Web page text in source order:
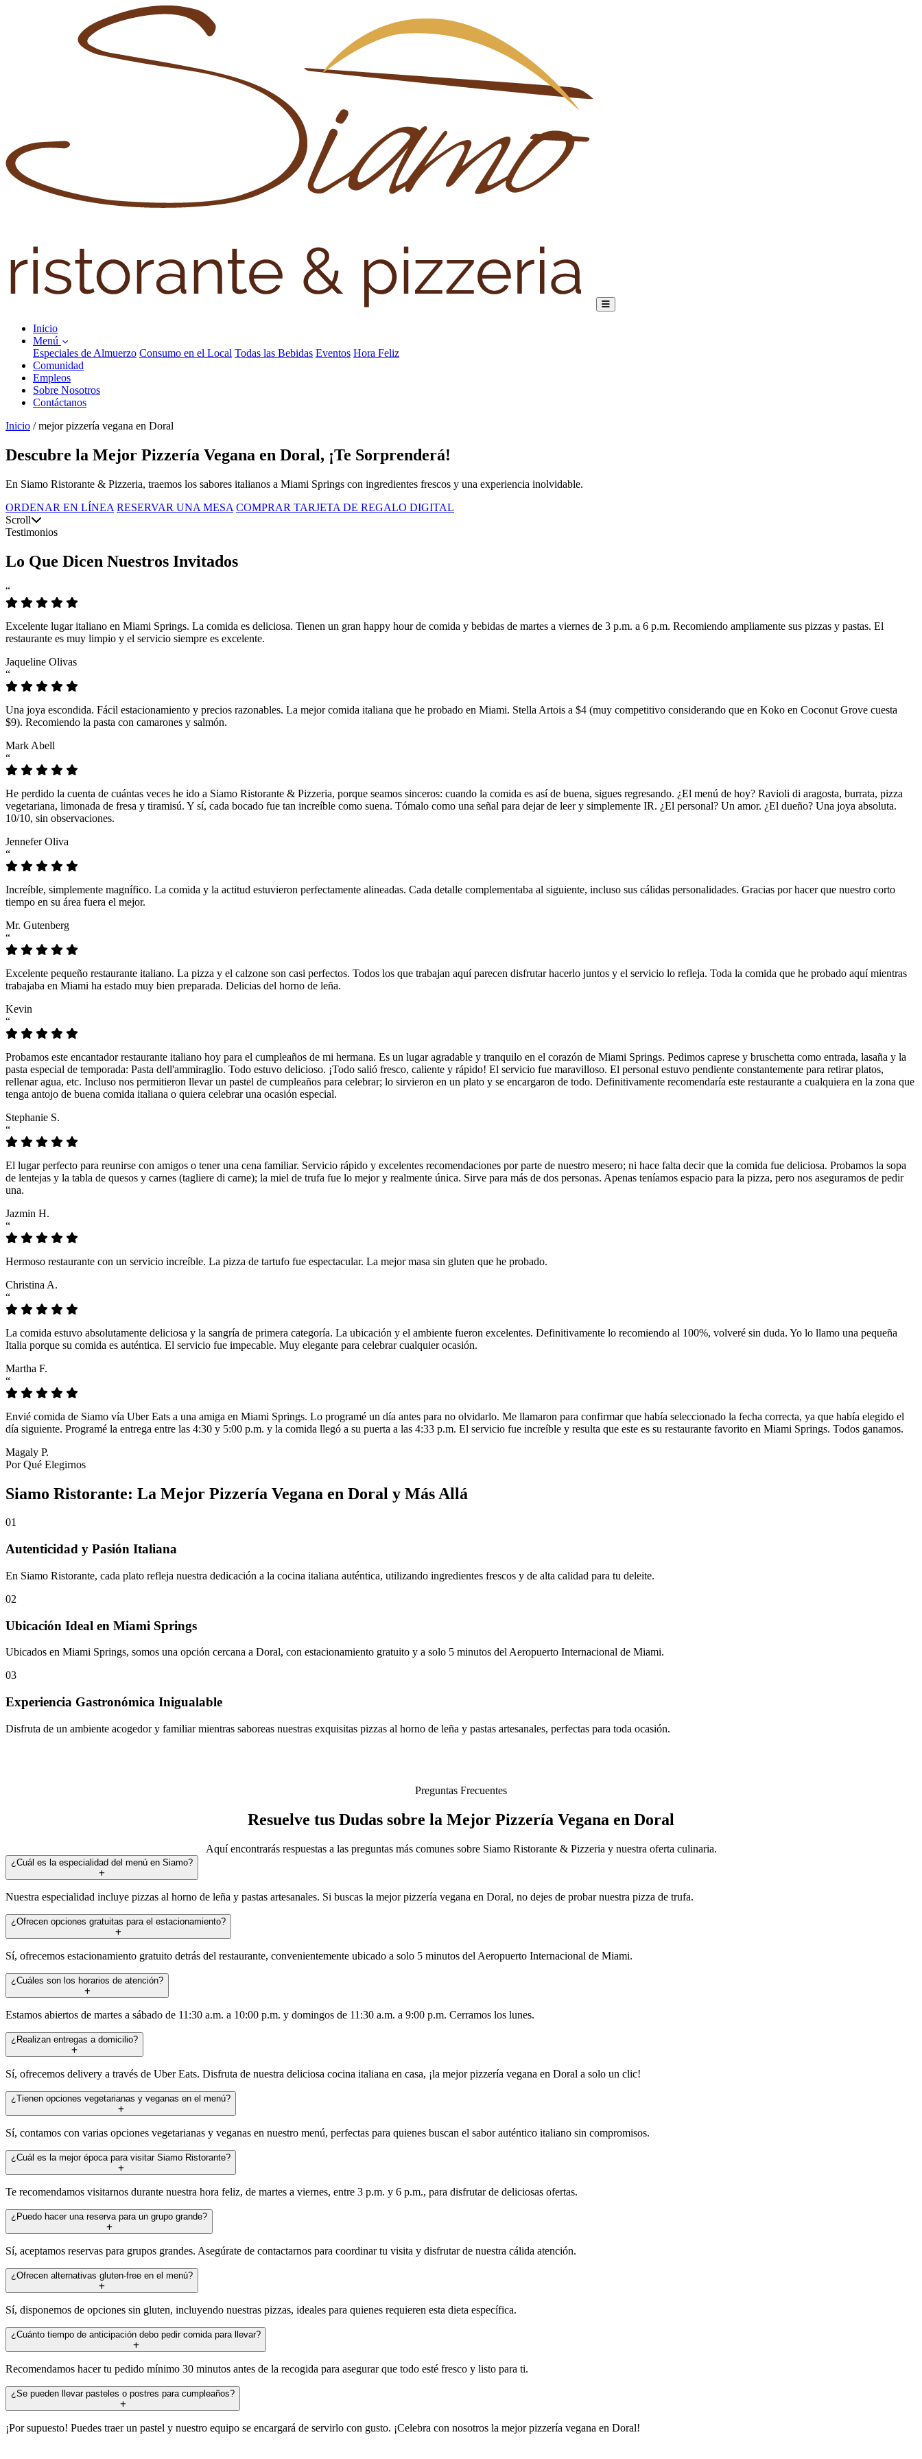
Inicio
Menú
Especiales de Almuerzo Consumo en el Local Todas las Bebidas Eventos Hora Feliz
Comunidad
Empleos
Sobre Nosotros
Contáctanos
Inicio / mejor pizzería vegana en Doral
Descubre la Mejor Pizzería Vegana en Doral, ¡Te Sorprenderá!
En Siamo Ristorante & Pizzeria, traemos los sabores italianos a Miami Springs con ingredientes frescos y una experiencia inolvidable.
ORDENAR EN LÍNEA RESERVAR UNA MESA COMPRAR TARJETA DE REGALO DIGITAL
Scroll
Testimonios
Lo Que Dicen Nuestros Invitados
“
Excelente lugar italiano en Miami Springs. La comida es deliciosa. Tienen un gran happy hour de comida y bebidas de martes a viernes de 3 p.m. a 6 p.m. Recomiendo ampliamente sus pizzas y pastas. El
restaurante es muy limpio y el servicio siempre es excelente.
Jaqueline Olivas
“
Una joya escondida. Fácil estacionamiento y precios razonables. La mejor comida italiana que he probado en Miami. Stella Artois a $4 (muy competitivo considerando que en Koko en Coconut Grove cuesta
$9). Recomiendo la pasta con camarones y salmón.
Mark Abell
“
He perdido la cuenta de cuántas veces he ido a Siamo Ristorante & Pizzeria, porque seamos sinceros: cuando la comida es así de buena, sigues regresando. ¿El menú de hoy? Ravioli di aragosta, burrata, pizza
vegetariana, limonada de fresa y tiramisú. Y sí, cada bocado fue tan increíble como suena. Tómalo como una señal para dejar de leer y simplemente IR. ¿El personal? Un amor. ¿El dueño? Una joya absoluta.
10/10, sin observaciones.
Jennefer Oliva
“
Increíble, simplemente magnífico. La comida y la actitud estuvieron perfectamente alineadas. Cada detalle complementaba al siguiente, incluso sus cálidas personalidades. Gracias por hacer que nuestro corto
tiempo en su área fuera el mejor.
Mr. Gutenberg
“
Excelente pequeño restaurante italiano. La pizza y el calzone son casi perfectos. Todos los que trabajan aquí parecen disfrutar hacerlo juntos y el servicio lo refleja. Toda la comida que he probado aquí mientras
trabajaba en Miami ha estado muy bien preparada. Delicias del horno de leña.
Kevin
“
Probamos este encantador restaurante italiano hoy para el cumpleaños de mi hermana. Es un lugar agradable y tranquilo en el corazón de Miami Springs. Pedimos caprese y bruschetta como entrada, lasaña y la
pasta especial de temporada: Pasta dell'ammiraglio. Todo estuvo delicioso. ¡Todo salió fresco, caliente y rápido! El servicio fue maravilloso. El personal estuvo pendiente constantemente para retirar platos,
rellenar agua, etc. Incluso nos permitieron llevar un pastel de cumpleaños para celebrar; lo sirvieron en un plato y se encargaron de todo. Definitivamente recomendaría este restaurante a cualquiera en la zona que
tenga antojo de buena comida italiana o quiera celebrar una ocasión especial.
Stephanie S.
“
El lugar perfecto para reunirse con amigos o tener una cena familiar. Servicio rápido y excelentes recomendaciones por parte de nuestro mesero; ni hace falta decir que la comida fue deliciosa. Probamos la sopa
de lentejas y la tabla de quesos y carnes (tagliere di carne); la miel de trufa fue lo mejor y realmente única. Sirve para más de dos personas. Apenas teníamos espacio para la pizza, pero nos aseguramos de pedir
una.
Jazmin H.
“
Hermoso restaurante con un servicio increíble. La pizza de tartufo fue espectacular. La mejor masa sin gluten que he probado.
Christina A.
“
La comida estuvo absolutamente deliciosa y la sangría de primera categoría. La ubicación y el ambiente fueron excelentes. Definitivamente lo recomiendo al 100%, volveré sin duda. Yo lo llamo una pequeña
Italia porque su comida es auténtica. El servicio fue impecable. Muy elegante para celebrar cualquier ocasión.
Martha F.
“
Envié comida de Siamo vía Uber Eats a una amiga en Miami Springs. Lo programé un día antes para no olvidarlo. Me llamaron para confirmar que había seleccionado la fecha correcta, ya que había elegido el
día siguiente. Programé la entrega entre las 4:30 y 5:00 p.m. y la comida llegó a su puerta a las 4:33 p.m. El servicio fue increíble y resulta que este es su restaurante favorito en Miami Springs. Todos ganamos.
Magaly P.
Por Qué Elegirnos
Siamo Ristorante: La Mejor Pizzería Vegana en Doral y Más Allá
01
Autenticidad y Pasión Italiana
En Siamo Ristorante, cada plato refleja nuestra dedicación a la cocina italiana auténtica, utilizando ingredientes frescos y de alta calidad para tu deleite.
02
Ubicación Ideal en Miami Springs
Ubicados en Miami Springs, somos una opción cercana a Doral, con estacionamiento gratuito y a solo 5 minutos del Aeropuerto Internacional de Miami.
03
Experiencia Gastronómica Inigualable
Disfruta de un ambiente acogedor y familiar mientras saboreas nuestras exquisitas pizzas al horno de leña y pastas artesanales, perfectas para toda ocasión.
Preguntas Frecuentes
Resuelve tus Dudas sobre la Mejor Pizzería Vegana en Doral
Aquí encontrarás respuestas a las preguntas más comunes sobre Siamo Ristorante & Pizzeria y nuestra oferta culinaria.
¿Cuál es la especialidad del menú en Siamo?
Nuestra especialidad incluye pizzas al horno de leña y pastas artesanales. Si buscas la mejor pizzería vegana en Doral, no dejes de probar nuestra pizza de trufa.
¿Ofrecen opciones gratuitas para el estacionamiento?
Sí, ofrecemos estacionamiento gratuito detrás del restaurante, convenientemente ubicado a solo 5 minutos del Aeropuerto Internacional de Miami.
¿Cuáles son los horarios de atención?
Estamos abiertos de martes a sábado de 11:30 a.m. a 10:00 p.m. y domingos de 11:30 a.m. a 9:00 p.m. Cerramos los lunes.
¿Realizan entregas a domicilio?
Sí, ofrecemos delivery a través de Uber Eats. Disfruta de nuestra deliciosa cocina italiana en casa, ¡la mejor pizzería vegana en Doral a solo un clic!
¿Tienen opciones vegetarianas y veganas en el menú?
Sí, contamos con varias opciones vegetarianas y veganas en nuestro menú, perfectas para quienes buscan el sabor auténtico italiano sin compromisos.
¿Cuál es la mejor época para visitar Siamo Ristorante?
Te recomendamos visitarnos durante nuestra hora feliz, de martes a viernes, entre 3 p.m. y 6 p.m., para disfrutar de deliciosas ofertas.
¿Puedo hacer una reserva para un grupo grande?
Sí, aceptamos reservas para grupos grandes. Asegúrate de contactarnos para coordinar tu visita y disfrutar de nuestra cálida atención.
¿Ofrecen alternativas gluten-free en el menú?
Sí, disponemos de opciones sin gluten, incluyendo nuestras pizzas, ideales para quienes requieren esta dieta específica.
¿Cuánto tiempo de anticipación debo pedir comida para llevar?
Recomendamos hacer tu pedido mínimo 30 minutos antes de la recogida para asegurar que todo esté fresco y listo para ti.
¿Se pueden llevar pasteles o postres para cumpleaños?
¡Por supuesto! Puedes traer un pastel y nuestro equipo se encargará de servirlo con gusto. ¡Celebra con nosotros la mejor pizzería vegana en Doral!